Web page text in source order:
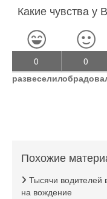
Какие чувства у
0
развеселил
0
Похожие
Тысячи водителей
на вождение